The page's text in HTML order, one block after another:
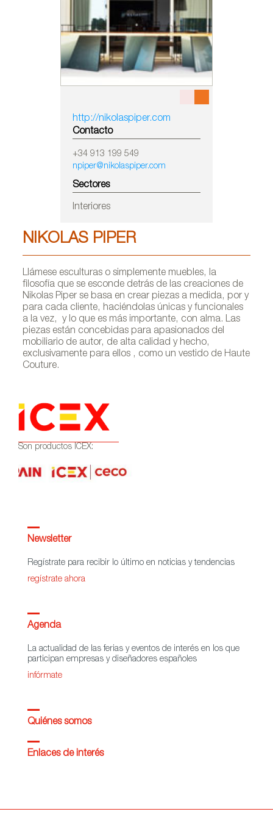
http://nikolaspiper.com
Contacto
+34 913 199 549
npiper@nikolaspiper.com
Sectores
Interiores
NIKOLAS PIPER
Llámese esculturas o simplemente muebles, la
filosofía que se esconde detrás de las creaciones de
Nikolas Piper se basa en crear piezas a medida, por y
para cada cliente, haciéndolas únicas y funcionales
a la vez, y lo que es más importante, con alma. Las
piezas están concebidas para apasionados del
mobiliario de autor, de alta calidad y hecho,
exclusivamente para ellos , como un vestido de Haute
Couture.
Son productos ICEX:
Newsletter
Regístrate para recibir lo último en noticias y tendencias
regístrate ahora
Agenda
La actualidad de las ferias y eventos de interés en los que
participan empresas y diseñadores españoles
infórmate
Quiénes somos
Enlaces de interés